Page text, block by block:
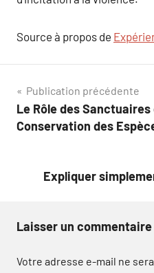
Source à propos de
Navigation
de
Publication précédente
Le Rôle des Sanctuaires
Conservation des
Expliquer
Laisser un commentaire
Votre adresse e-mail ne